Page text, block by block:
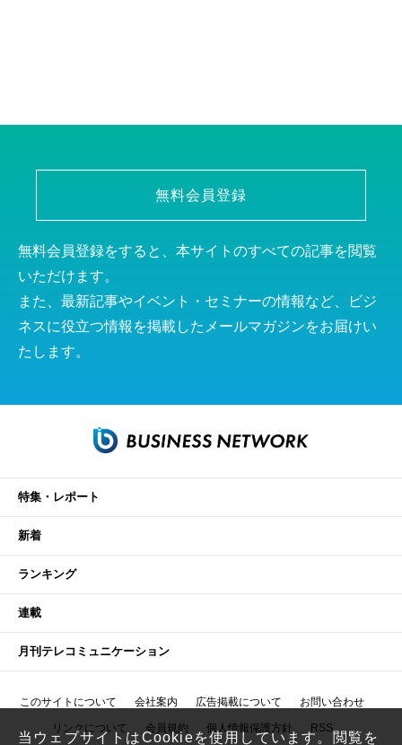
無料会員登録
無料会員登録をすると、本サイトのすべての記事を閲覧
いただけます。
また、最新記事やイベント・セミナーの情報など、ビジ
ネスに役立つ情報を掲載したメールマガジンをお届けい
たします。
特集・レポート
新着
ランキング
連載
月刊テレコミュニケーション
このサイトについて 会社案内 広告掲載について お問い合わせ
リンクについて 会員規約 個人情報保護方針 RSS
当ウェブサイトはCookieを使用しています。閲覧を